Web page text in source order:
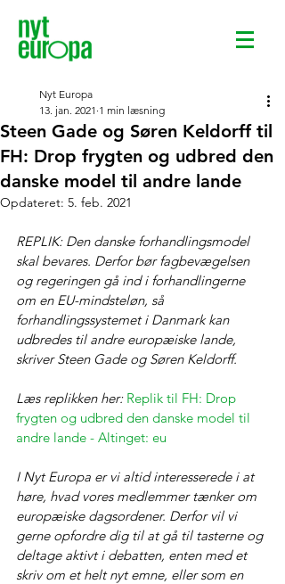
Steen Gade og Søren Keldorff til
FH: Drop frygten og udbred den
danske model til andre lande
Nyt Europa
13. jan. 2021 1 min læsning
Opdateret: 5. feb. 2021
REPLIK: Den danske forhandlingsmodel
skal bevares. Derfor bør fagbevægelsen
og regeringen gå ind i forhandlingerne
om en EU-mindsteløn, så
forhandlingssystemet i Danmark kan
udbredes til andre europæiske lande,
skriver Steen Gade og Søren Keldorff.
Læs replikken her: Replik til FH: Drop
frygten og udbred den danske model til
andre lande - Altinget: eu
I Nyt Europa er vi altid interesserede i at
høre, hvad vores medlemmer tænker om
europæiske dagsordener. Derfor vil vi
gerne opfordre dig til at gå til tasterne og
deltage aktivt i debatten, enten med et
skriv om et helt nyt emne, eller som en